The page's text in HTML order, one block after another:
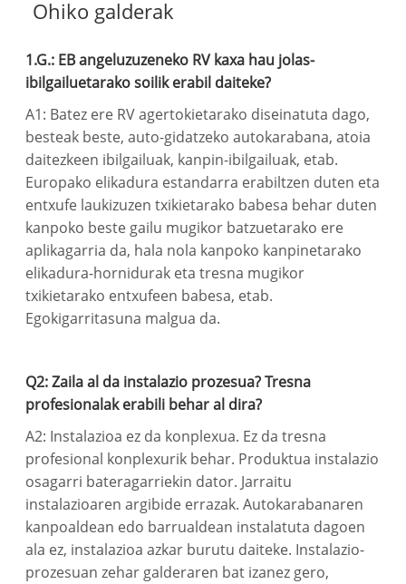
Ohiko galderak
1.G.: EB angeluzuzeneko RV kaxa hau jolas-
ibilgailuetarako soilik erabil daiteke?
A1: Batez ere RV agertokietarako diseinatuta dago,
besteak beste, auto-gidatzeko autokarabana, atoia
daitezkeen ibilgailuak, kanpin-ibilgailuak, etab.
Europako elikadura estandarra erabiltzen duten eta
entxufe laukizuzen txikietarako babesa behar duten
kanpoko beste gailu mugikor batzuetarako ere
aplikagarria da, hala nola kanpoko kanpinetarako
elikadura-hornidurak eta tresna mugikor
txikietarako entxufeen babesa, etab.
Egokigarritasuna malgua da.
Q2: Zaila al da instalazio prozesua? Tresna
profesionalak erabili behar al dira?
A2: Instalazioa ez da konplexua. Ez da tresna
profesional konplexurik behar. Produktua instalazio
osagarri bateragarriekin dator. Jarraitu
instalazioaren argibide errazak. Autokarabanaren
kanpoaldean edo barrualdean instalatuta dagoen
ala ez, instalazioa azkar burutu daiteke. Instalazio-
prozesuan zehar galderaren bat izanez gero,